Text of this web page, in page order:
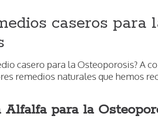
caseros para
casero para la Osteoporosis? A
remedios naturales que hemos
Alfalfa para la